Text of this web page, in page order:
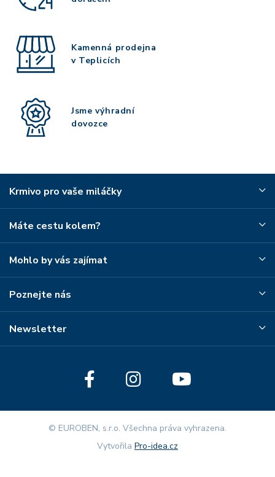
Kamenná prodejna
v Teplicích
Jsme výhradní
dovozce
Krmivo pro vaše miláčky
Máte cestu kolem?
Mohlo by vás zajímat
Poznejte nás
Newsletter
© EUROBEN, s.r.o. Všechna práva vyhrazena.
Vytvořila Pro-idea.cz